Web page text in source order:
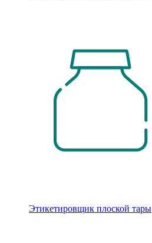
Этикетировщик плоской тары